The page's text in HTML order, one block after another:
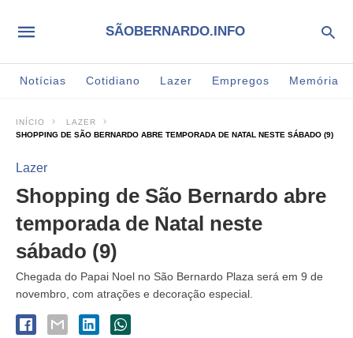
SÃOBERNARDO.INFO
Notícias Cotidiano Lazer Empregos Memória
INÍCIO
LAZER
SHOPPING DE SÃO BERNARDO ABRE TEMPORADA DE NATAL NESTE SÁBADO (9)
Lazer
Shopping de São Bernardo abre
temporada de Natal neste
sábado (9)
Chegada do Papai Noel no São Bernardo Plaza será em 9 de
novembro, com atrações e decoração especial.